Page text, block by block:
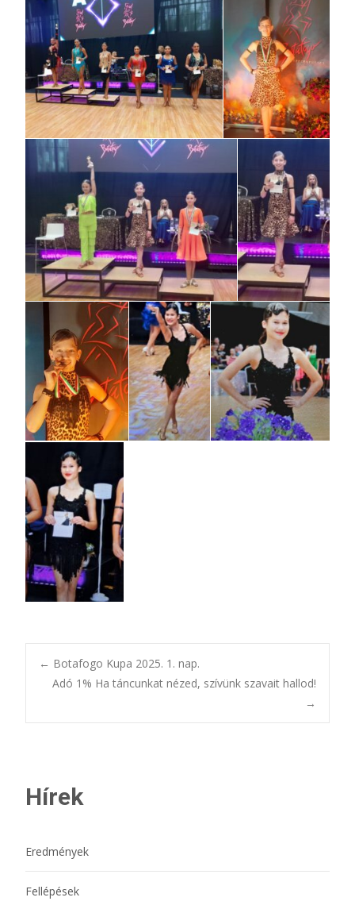
← Botafogo Kupa 2025. 1. nap.
Adó 1% Ha táncunkat nézed, szívünk szavait hallod!
→
Hírek
Eredmények
Fellépések